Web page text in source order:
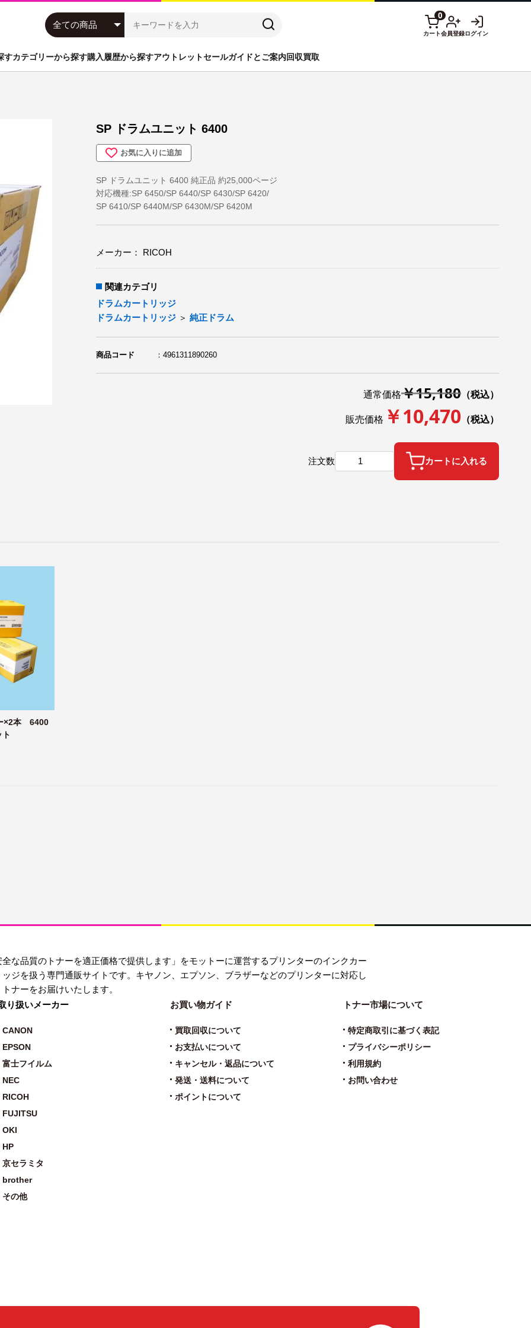
カート
0
会員登録ログイン
すカテゴリーから探す
ステーショナリー(文具関連)
PC
購入履歴から探すアウトレットセールガイドとご案内回収買取
SP ドラムユニット 6400
お気に入りに追加
SP ドラムユニット 6400 純正品 約25,000ページ
対応機種:SP 6450/SP 6440/SP 6430/SP 6420/
SP 6410/SP 6440M/SP 6430M/SP 6420M
メーカー： RICOH
関連カテゴリ
ドラムカートリッジ
ドラムカートリッジ ＞ 純正ドラム
商品コード 4961311890260
通常価格￥15,180 （税込）
販売価格 ￥10,470 （税込）
注文数 カートに入れる
×2本 6400
な品質のトナーを適正価格で提供します」をモットーに運営するプリンターのインクカー
ジを扱う専門通販サイトです。キヤノン、エプソン、ブラザーなどのプリンターに対応し
ナーをお届けいたします。
り扱いメーカー
CANON
EPSON
富士フイルム
NEC
RICOH
FUJITSU
OKI
HP
京セラミタ
brother
その他
お買い物ガイド
買取回収について
お支払いについて
キャンセル・返品について
発送・送料について
ポイントについて
トナー市場について
特定商取引に基づく表記
プライバシーポリシー
利用規約
お問い合わせ